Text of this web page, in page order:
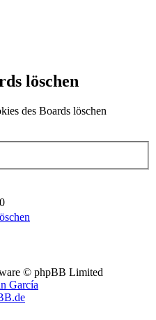
löschen
des Boards löschen
© phpBB Limited
García